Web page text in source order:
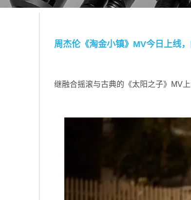
周杰伦《淘金小镇》MV今日上线
继融合摇滚与古典的《太阳之子》MV